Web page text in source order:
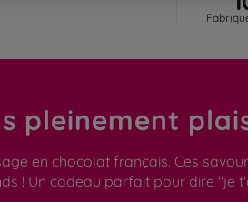
pleinement
en chocolat français. Ces
! Un cadeau parfait pour dire "je